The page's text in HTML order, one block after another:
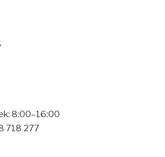
8:00–16:00
718 277